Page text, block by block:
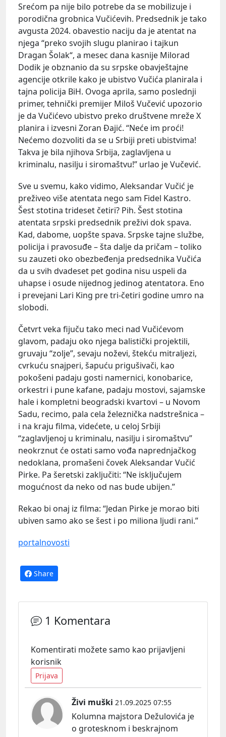
Srećom pa nije bilo potrebe da se mobilizuje i
porodična grobnica Vučićevih. Predsednik je tako
avgusta 2024. obavestio naciju da je atentat na
njega “preko svojih slugu planirao i tajkun
Dragan Šolak“, a mesec dana kasnije Milorad
Dodik je obznanio da su srpske obavještajne
agencije otkrile kako je ubistvo Vučića planirala i
tajna policija BiH. Ovoga aprila, samo poslednji
primer, tehnički premijer Miloš Vučević upozorio
je da Vučićevo ubistvo preko društvene mreže X
planira i izvesni Zoran Đajić. “Neće im proći!
Nećemo dozvoliti da se u Srbiji preti ubistvima!
Takva je bila njihova Srbija, zaglavljena u
kriminalu, nasilju i siromaštvu!” urlao je Vučević.
Sve u svemu, kako vidimo, Aleksandar Vučić je
preživeo više atentata nego sam Fidel Kastro.
Šest stotina trideset četiri? Pih. Šest stotina
atentata srpski predsednik preživi dok spava.
Kad, dabome, uopšte spava. Srpske tajne službe,
policija i pravosuđe – šta dalje da pričam – toliko
su zauzeti oko obezbeđenja predsednika Vučića
da u svih dvadeset pet godina nisu uspeli da
uhapse i osude nijednog jedinog atentatora. Eno
i prevejani Lari King pre tri-četiri godine umro na
slobodi.
Četvrt veka fijuču tako meci nad Vučićevom
glavom, padaju oko njega balistički projektili,
gruvaju “zolje”, sevaju noževi, štekću mitraljezi,
cvrkuću snajperi, šapuću prigušivači, kao
pokošeni padaju gosti namernici, konobarice,
orkestri i pune kafane, padaju mostovi, sajamske
hale i kompletni beogradski kvartovi – u Novom
Sadu, recimo, pala cela železnička nadstrešnica –
i na kraju filma, videćete, u celoj Srbiji
“zaglavljenoj u kriminalu, nasilju i siromaštvu”
neokrznut će ostati samo vođa naprednjačkog
nedoklana, promašeni čovek Aleksandar Vučić
Pirke. Pa šeretski zaključiti: “Ne isključujem
mogućnost da neko od nas bude ubijen.”
Rekao bi onaj iz filma: “Jedan Pirke je morao biti
ubiven samo ako se šest i po miliona ljudi rani.”
portalnovosti
Share
1 Komentara
Komentirati možete samo kao prijavljeni
korisnik
Prijava
Živi muški 21.09.2025 07:55
Kolumna majstora Dežulovića je
o grotesknom i beskrajnom